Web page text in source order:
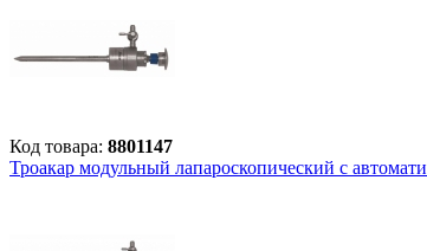
Код товара: 8801147
Троакар модульный лапароскопический с